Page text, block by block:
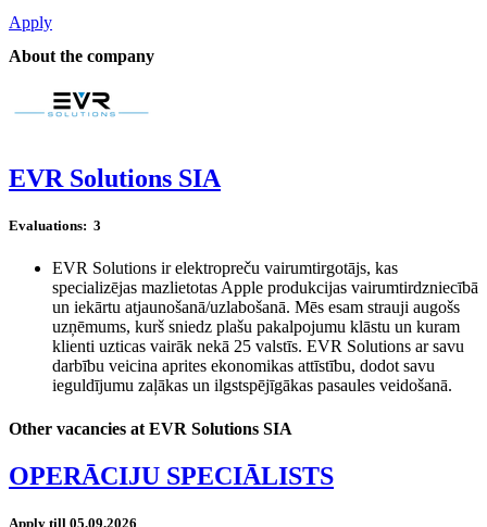
Apply
About the company
EVR Solutions SIA
Evaluations: 3
EVR Solutions ir elektropreču vairumtirgotājs, kas
specializējas mazlietotas Apple produkcijas vairumtirdzniecībā
un iekārtu atjaunošanā/uzlabošanā. Mēs esam strauji augošs
uzņēmums, kurš sniedz plašu pakalpojumu klāstu un kuram
klienti uzticas vairāk nekā 25 valstīs. EVR Solutions ar savu
darbību veicina aprites ekonomikas attīstību, dodot savu
ieguldījumu zaļākas un ilgstspējīgākas pasaules veidošanā.
Other vacancies at EVR Solutions SIA
OPERĀCIJU SPECIĀLISTS
Apply till 05.09.2026